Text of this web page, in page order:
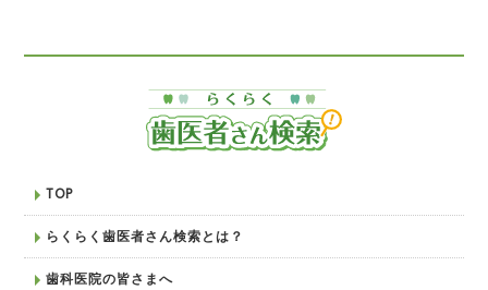
TOP
らくらく歯医者さん検索とは？
歯科医院の皆さまへ